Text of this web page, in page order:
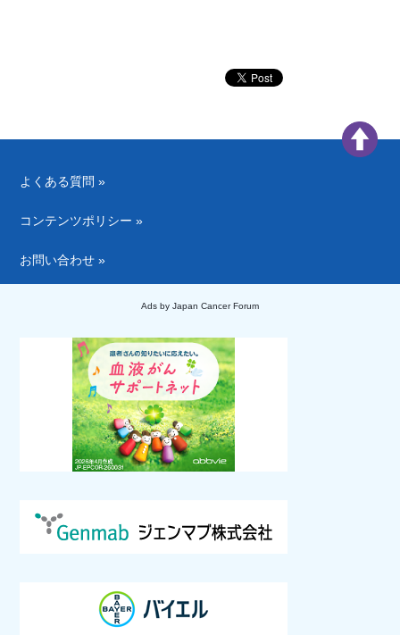
よくある質問 »
コンテンツポリシー »
お問い合わせ »
Ads by Japan Cancer Forum